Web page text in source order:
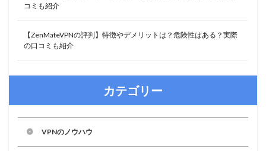
コミも紹介
【ZenMateVPNの評判】特徴やデメリットは？危険性はある？実際
の口コミも紹介
カテゴリー
VPNのノウハウ